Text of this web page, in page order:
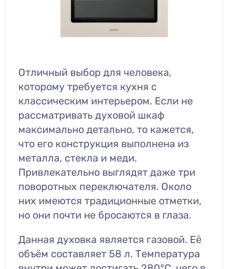
Отличный выбор для человека,
которому требуется кухня с
классическим интерьером. Если не
рассматривать духовой шкаф
максимально детально, то кажется,
что его конструкция выполнена из
металла, стекла и меди.
Привлекательно выглядят даже три
поворотных переключателя. Около
них имеются традиционные отметки,
но они почти не бросаются в глаза.
Данная духовка является газовой. Её
объём составляет 58 л. Температура